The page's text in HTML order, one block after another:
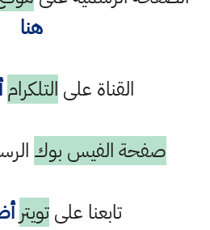
هنا
القناة على التلكرام
صفحة الفيس بوك
تابعنا علىتويتر